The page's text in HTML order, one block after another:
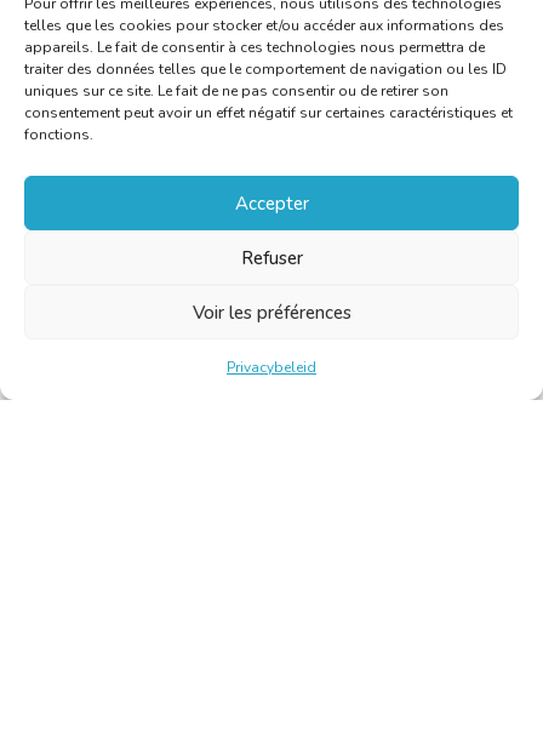
telles que les cookies pour stocker et/ou accéder aux informations des
appareils. Le fait de consentir à ces technologies nous permettra de
traiter des données telles que le comportement de navigation ou les ID
uniques sur ce site. Le fait de ne pas consentir ou de retirer son
consentement peut avoir un effet négatif sur certaines caractéristiques et
fonctions.
Accepter
Refuser
Voir les préférences
Privacybeleid